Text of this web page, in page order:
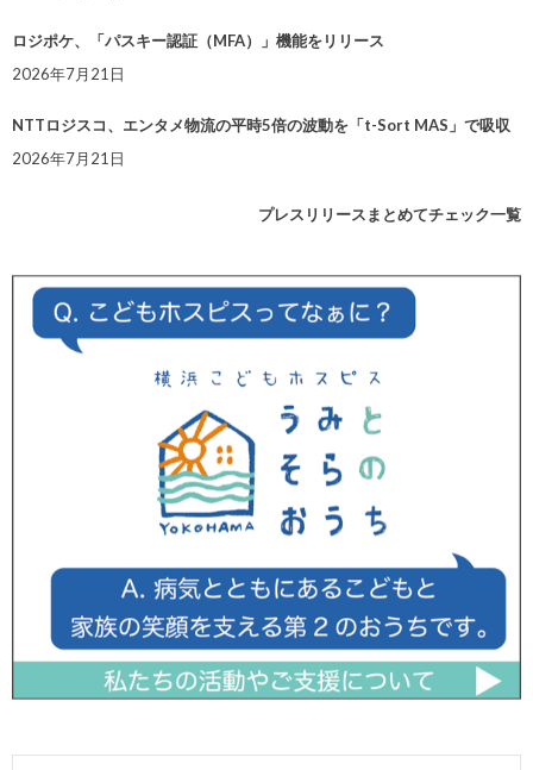
ロジポケ、「パスキー認証（MFA）」機能をリリース
2026年7月21日
NTTロジスコ、エンタメ物流の平時5倍の波動を「t-Sort MAS」で吸収
2026年7月21日
プレスリリースまとめてチェック一覧